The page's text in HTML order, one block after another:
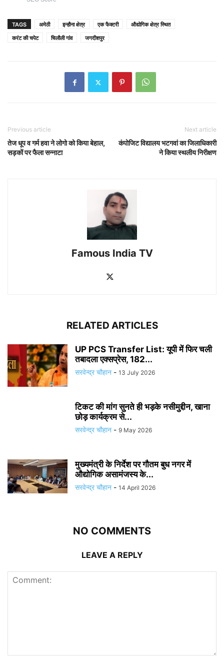
TAGS अमेठी इन्हौना क्षेत्र एक फैक्टरी
औद्योगिक क्षेत्र स्थित
करंट की चपेट
चिलौली गांव जगदीशपुर
Previous article
तेज धूप व गर्म हवा ने लोगो को किया बेहाल,
सड़कों पर फैला सन्नाटा
Next article
कंपोजिट विद्यालय भटगवां का जिलाधिकारी
ने किया स्थलीय निरीक्षण
Famous India TV
RELATED ARTICLES
UP PCS Transfer List: यूपी में फिर चली
तबादला एक्सप्रेस, 182...
सरवेन्द्र चौहान - 13 July 2026
टिकट की मांग सुनते ही भड़के नसीमुद्दीन, खाना
छोड़ कार्यक्रम से...
सरवेन्द्र चौहान - 9 May 2026
मुख्यमंत्री के निर्देश पर गौतम बुध नगर में
औद्योगिक असामंजस्य के...
सरवेन्द्र चौहान - 14 April 2026
NO COMMENTS
LEAVE A REPLY